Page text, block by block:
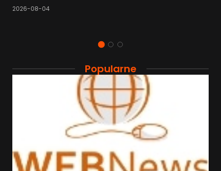
2026-08-04
Popularne